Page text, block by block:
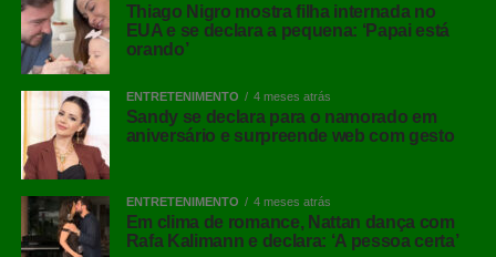
Thiago Nigro mostra filha internada no
EUA e se declara a pequena: ‘Papai está
orando’
ENTRETENIMENTO 4 meses atrás
Sandy se declara para o namorado em
aniversário e surpreende web com gesto
ENTRETENIMENTO 4 meses atrás
Em clima de romance, Nattan dança com
Rafa Kalimann e declara: ‘A pessoa certa’